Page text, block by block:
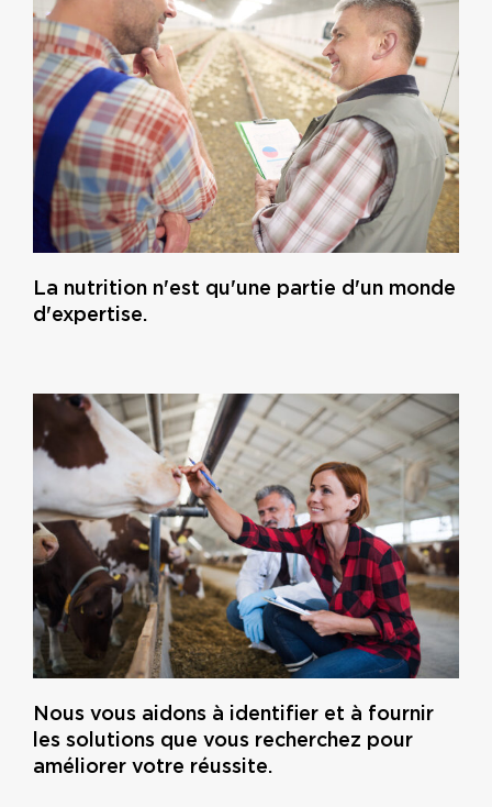
La nutrition n'est qu'une partie d'un monde
d'expertise.
Nous vous aidons à identifier et à fournir
les solutions que vous recherchez pour
améliorer votre réussite.